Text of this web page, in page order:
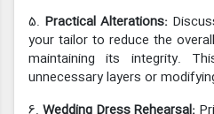
5. Practical Alterations:
your tailor to reduce the
maintaining its integrity.
unnecessary layers or